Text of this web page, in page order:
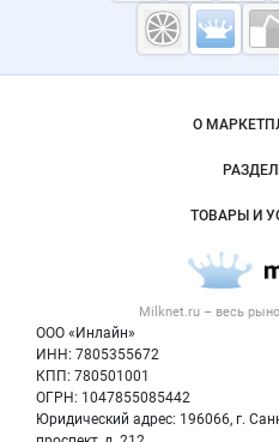
Молочная
Milknet.ru
Важные разделы и
Milknet.ru – весь
ООО «Инлайн»
ИНН: 7805355672
КПП: 780501001
ОГРН: 1047855085442
Юридический адрес: 196066, г.
Навигация по сайту
О
Новости
Контактная
Политика обработки
Новости
ТОВАРЫ И
Молочная